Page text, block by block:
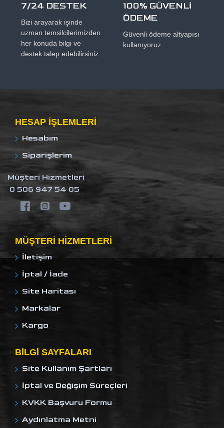
7/24 DESTEK
Bizi arayarak işinde
uzman temsilcilerimizden
her konuda bilgi ve
destek talep edebilirsiniz
100% GÜVENLİ
ÖDEME
Güvenli ödeme altyapısı
kullanıyoruz.
HESAP IŞLEMLERI
Hesabım
Siparişlerim
Müşteri Hizmetleri
0 506 947 54 05
MÜŞTERI HIZMETLERI
İletişim
İptal / İade
Site Haritası
Markalar
Kargo
BILGI SAYFALARI
Site Kullanım Şartları
İptal ve Değişim Süreçleri
KVKK Başvuru Formu
Aydınlatma Metni